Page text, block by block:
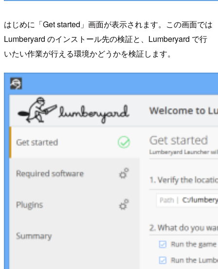
はじめに「Get started」画面が表示されます。この画面では
Lumberyard のインストール先の検証と、Lumberyard で行
いたい作業が行える環境かどうかを検証します。